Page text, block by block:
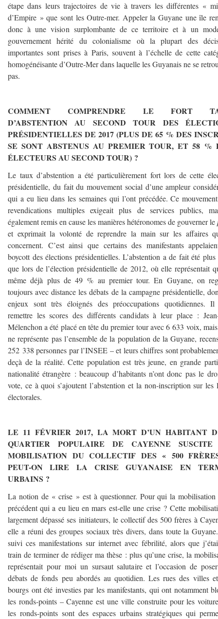
étape dans leurs trajectoires de vie à travers les différentes «
d’Empire » que sont les Outre-mer. Appeler la Guyane une île
donc à une vision surplombante de ce territoire et à un
gouvernement hérité du colonialisme où la plupart des
importantes sont prises à Paris, souvent à l’échelle de cette
homogénéisante d’Outre-Mer dans laquelle les Guyanais ne se
pas.
COMMENT COMPRENDRE LE FORT
D’ABSTENTION AU SECOND TOUR DES
PRÉSIDENTIELLES DE 2017 (PLUS DE 65 % DES
SE SONT ABSTENUS AU PREMIER TOUR, ET 58 %
ÉLECTEURS AU SECOND TOUR) ?
Le taux d’abstention a été particulièrement fort lors de cette
présidentielle, du fait du mouvement social d’une ampleur
qui a eu lieu dans les semaines qui l’ont précédée. Ce
revendications multiples exigeait plus de services publics,
également remis en cause les manières hétéronomes de gouverner le
et exprimait la volonté de reprendre la main sur les affaires
concernent. C’est ainsi que certains des manifestants
boycott des élections présidentielles. L’abstention a de fait été plus
que lors de l’élection présidentielle de 2012, où elle représentait
même déjà plus de 49 % au premier tour. En Guyane, on
toujours avec distance les débats de la campagne présidentielle,
enjeux sont très éloignés des préoccupations quotidiennes.
remettre les scores des différents candidats à leur place :
Mélenchon a été placé en tête du premier tour avec 6 633 voix,
ne représente pas l’ensemble de la population de la Guyane,
252 338 personnes par l’INSEE – et leurs chiffres sont
deçà de la réalité. Cette population est très jeune, en grande
nationalité étrangère : beaucoup d’habitants n’ont donc pas le
vote, ce à quoi s’ajoutent l’abstention et la non-inscription sur les
électorales.
LE 11 FÉVRIER 2017, LA MORT D’UN HABITANT
QUARTIER POPULAIRE DE CAYENNE
MOBILISATION DU COLLECTIF DES « 500
PEUT-ON LIRE LA CRISE GUYANAISE EN
URBAINS ?
La notion de « crise » est à questionner. Pour qui la mobilisation
précédent qui a eu lieu en mars est-elle une crise ? Cette
largement dépassé ses initiateurs, le collectif des 500 frères à
elle a réuni des groupes sociaux très divers, dans toute la
suivi ces manifestations sur internet avec fébrilité, alors que
train de terminer de rédiger ma thèse : plus qu’une crise, la
représentait pour moi un sursaut salutaire et l’occasion de
débats de fonds peu abordés au quotidien. Les rues des villes
bourgs ont été investies par les manifestants, qui ont notamment
les ronds-points – Cayenne est une ville construite pour les
les ronds-points sont des espaces urbains stratégiques qui